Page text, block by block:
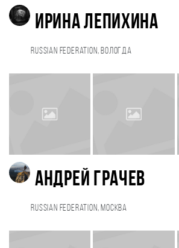
Ирина Лепихина
Russian Federation, Вологда
Андрей Грачев
Russian Federation, Москва